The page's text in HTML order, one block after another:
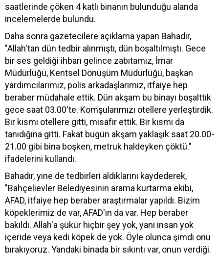
saatlerinde çöken 4 katlı binanın bulunduğu alanda
incelemelerde bulundu.
Daha sonra gazetecilere açıklama yapan Bahadır,
"Allah'tan dün tedbir alınmıştı, dün boşaltılmıştı. Gece
bir ses geldiği ihbarı gelince zabıtamız, İmar
Müdürlüğü, Kentsel Dönüşüm Müdürlüğü, başkan
yardımcılarımız, polis arkadaşlarımız, itfaiye hep
beraber müdahale ettik. Dün akşam bu binayı boşalttık
gece saat 03.00'te. Komşularımızı otellere yerleştirdik.
Bir kısmı otellere gitti, misafir ettik. Bir kısmı da
tanıdığına gitti. Fakat bugün akşam yaklaşık saat 20.00-
21.00 gibi bina boşken, metruk haldeyken çöktü."
ifadelerini kullandı.
Bahadır, yine de tedbirleri aldıklarını kaydederek,
"Bahçelievler Belediyesinin arama kurtarma ekibi,
AFAD, itfaiye hep beraber araştırmalar yapıldı. Bizim
köpeklerimiz de var, AFAD'ın da var. Hep beraber
bakıldı. Allah'a şükür hiçbir şey yok, yani insan yok
içeride veya kedi köpek de yok. Öyle olunca şimdi onu
bırakıyoruz. Yandaki binada bir sıkıntı var, onun verdiği.